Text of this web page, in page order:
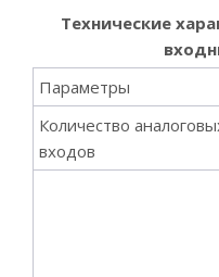
Технические
Параметры
Количество
входов